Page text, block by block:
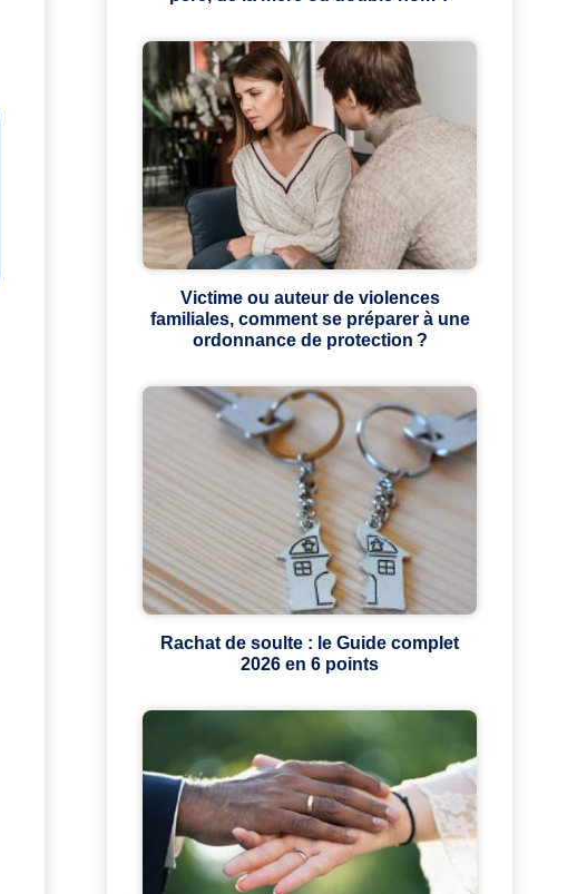
Victime ou auteur de violences
familiales, comment se préparer à une
ordonnance de protection ?
Rachat de soulte : le Guide complet
2026 en 6 points